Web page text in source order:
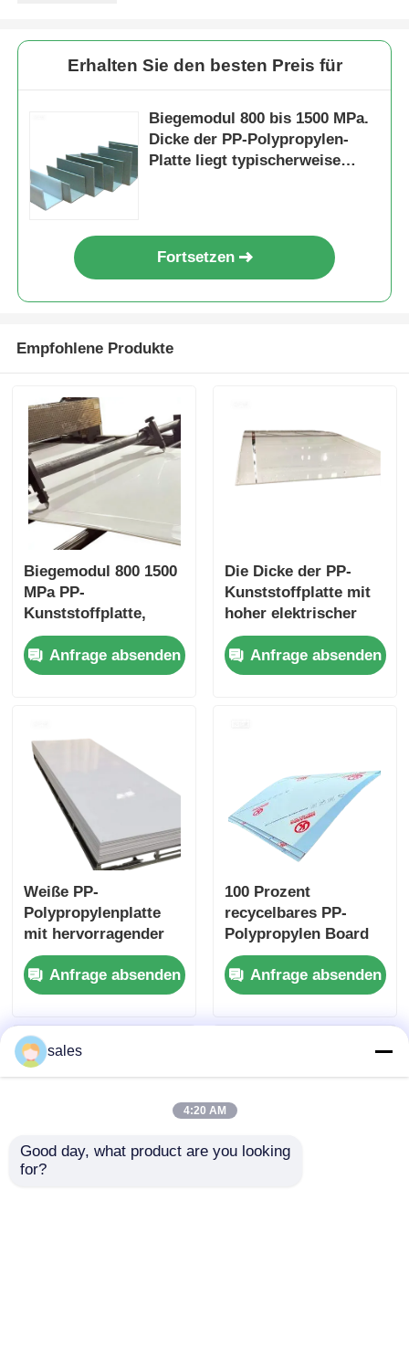
Erhalten Sie den besten Preis für
Biegemodul 800 bis 1500 MPa.
Dicke der PP-Polypropylen-
Platte liegt typischerweise
Fortsetzen
Empfohlene Produkte
Biegemodul 800 1500
MPa PP-
Kunststoffplatte,
Polypropylenfolie,
beständig gegen
Säuren, langlebiges
Chemikalien
Anfrage absenden
Die Dicke der PP-
Kunststoffplatte mit
hoher elektrischer
Isolierung liegt
normalerweise
zwischen 1 mm und
Anfrage absenden
Weiße PP-
Polypropylenplatte
mit hervorragender
chemischer
Beständigkeit
Anfrage absenden
100 Prozent
recycelbares PP-
Polypropylen Board
Vielseitiges
Kunststoffblech Ideal
für Verpackungsbau
Anfrage absenden
sales
4:20 AM
Good day, what product are you looking
for?